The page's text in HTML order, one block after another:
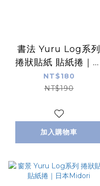
書法 Yuru Log系列
捲狀貼紙 貼紙捲｜日
本Midori
NT$180
NT$190
加入購物車